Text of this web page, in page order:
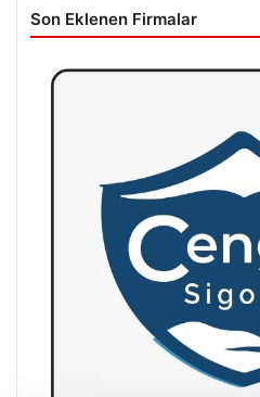
Son Eklenen Firmalar